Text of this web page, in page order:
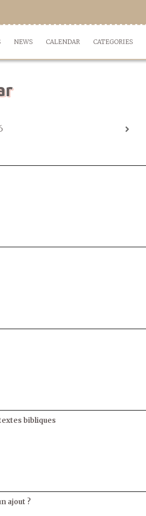
NEWS CALENDAR CATEGORIES
bibliques
ajout ?